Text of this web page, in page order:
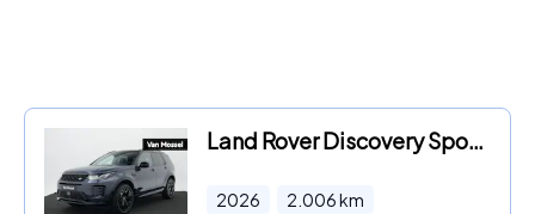
Land Rover Discovery Sport - 1.5 P270e PHEV Business Landmark Edition | Panoramadak | 20'
2026 2.006km